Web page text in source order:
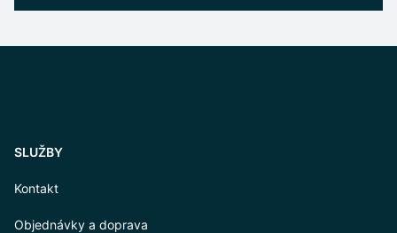
SLUŽBY
Kontakt
Objednávky a doprava